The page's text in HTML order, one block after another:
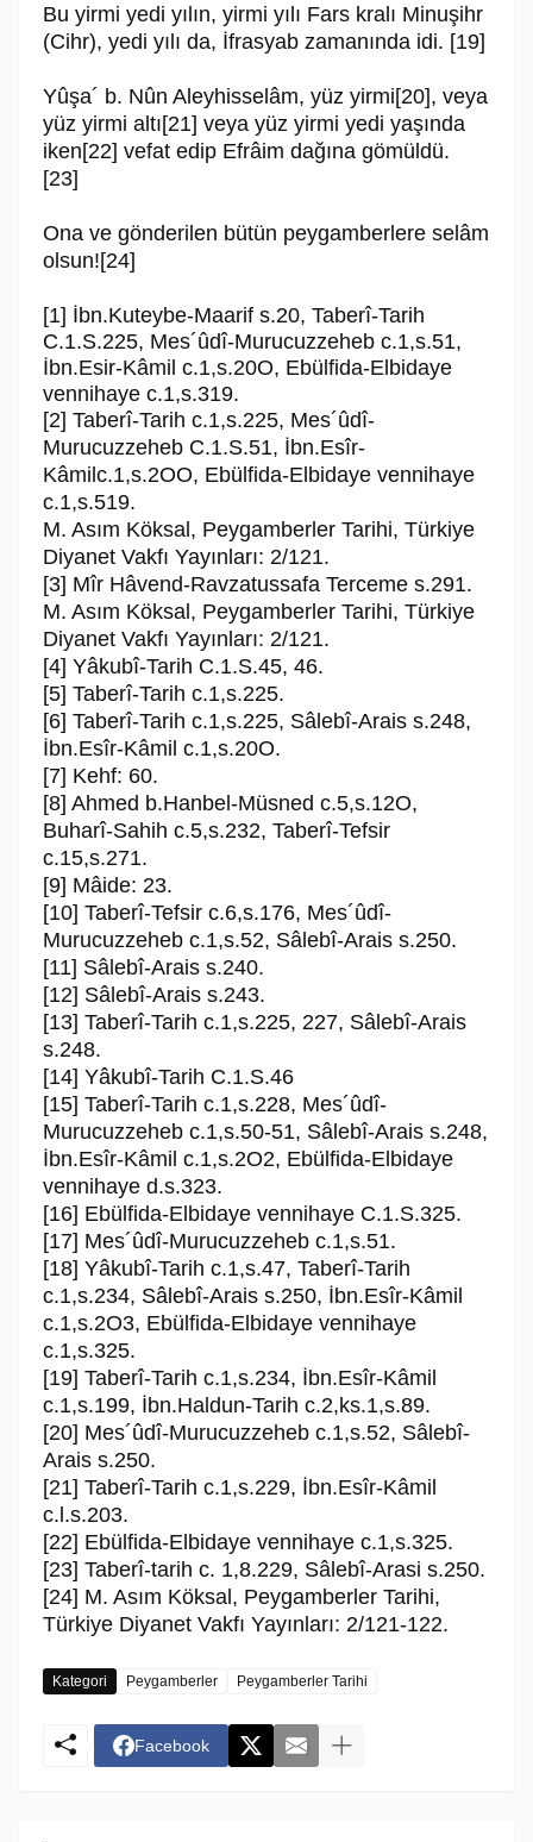
Bu yirmi yedi yılın, yirmi yılı Fars kralı Minuşihr
(Cihr), yedi yılı da, İfrasyab za­manında idi. [19]
Yûşa´ b. Nûn Aleyhisselâm, yüz yirmi[20], veya
yüz yirmi altı[21] veya yüz yirmi yedi yaşında
iken[22] vefat edip Efrâim dağına gömüldü.
[23]
Ona ve gönderilen bütün peygamberlere selâm
olsun![24]
[1] İbn.Kuteybe-Maarif s.20, Taberî-Tarih
C.1.S.225, Mes´ûdî-Murucuzzeheb c.1,s.51,
İbn.Esir-Kâmil c.1,s.20O, Ebülfida-Elbidaye
vennihaye c.1,s.319.
[2] Taberî-Tarih c.1,s.225, Mes´ûdî-
Murucuzzeheb C.1.S.51, İbn.Esîr-
Kâmilc.1,s.2OO, Ebülfida-Elbidaye vennihaye
c.1,s.519.
M. Asım Köksal, Peygamberler Tarihi, Türkiye
Diyanet Vakfı Yayınları: 2/121.
[3] Mîr Hâvend-Ravzatussafa Terceme s.291.
M. Asım Köksal, Peygamberler Tarihi, Türkiye
Diyanet Vakfı Yayınları: 2/121.
[4] Yâkubî-Tarih C.1.S.45, 46.
[5] Taberî-Tarih c.1,s.225.
[6] Taberî-Tarih c.1,s.225, Sâlebî-Arais s.248,
İbn.Esîr-Kâmil c.1,s.20O.
[7] Kehf: 60.
[8] Ahmed b.Hanbel-Müsned c.5,s.12O,
Buharî-Sahih c.5,s.232, Taberî-Tefsir
c.15,s.271.
[9] Mâide: 23.
[10] Taberî-Tefsir c.6,s.176, Mes´ûdî-
Murucuzzeheb c.1,s.52, Sâlebî-Arais s.250.
[11] Sâlebî-Arais s.240.
[12] Sâlebî-Arais s.243.
[13] Taberî-Tarih c.1,s.225, 227, Sâlebî-Arais
s.248.
[14] Yâkubî-Tarih C.1.S.46
[15] Taberî-Tarih c.1,s.228, Mes´ûdî-
Murucuzzeheb c.1,s.50-51, Sâlebî-Arais s.248,
İbn.Esîr-Kâmil c.1,s.2O2, Ebülfida-Elbidaye
vennihaye d.s.323.
[16] Ebülfida-Elbidaye vennihaye C.1.S.325.
[17] Mes´ûdî-Murucuzzeheb c.1,s.51.
[18] Yâkubî-Tarih c.1,s.47, Taberî-Tarih
c.1,s.234, Sâlebî-Arais s.250, İbn.Esîr-Kâmil
c.1,s.2O3, Ebülfida-Elbidaye vennihaye
c.1,s.325.
[19] Taberî-Tarih c.1,s.234, İbn.Esîr-Kâmil
c.1,s.199, İbn.Haldun-Tarih c.2,ks.1,s.89.
[20] Mes´ûdî-Murucuzzeheb c.1,s.52, Sâlebî-
Arais s.250.
[21] Taberî-Tarih c.1,s.229, İbn.Esîr-Kâmil
c.l.s.203.
[22] Ebülfida-Elbidaye vennihaye c.1,s.325.
[23] Taberî-tarih c. 1,8.229, Sâlebî-Arasi s.250.
[24] M. Asım Köksal, Peygamberler Tarihi,
Türkiye Diyanet Vakfı Yayınları: 2/121-122.
Kategori Peygamberler Peygamberler Tarihi
Facebook